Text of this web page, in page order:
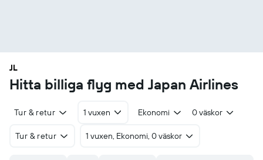
JL
Hitta billiga flyg med Japan Airlines
Tur & retur 1 vuxen Ekonomi 0 väskor
Tur & retur 1 vuxen, Ekonomi, 0 väskor